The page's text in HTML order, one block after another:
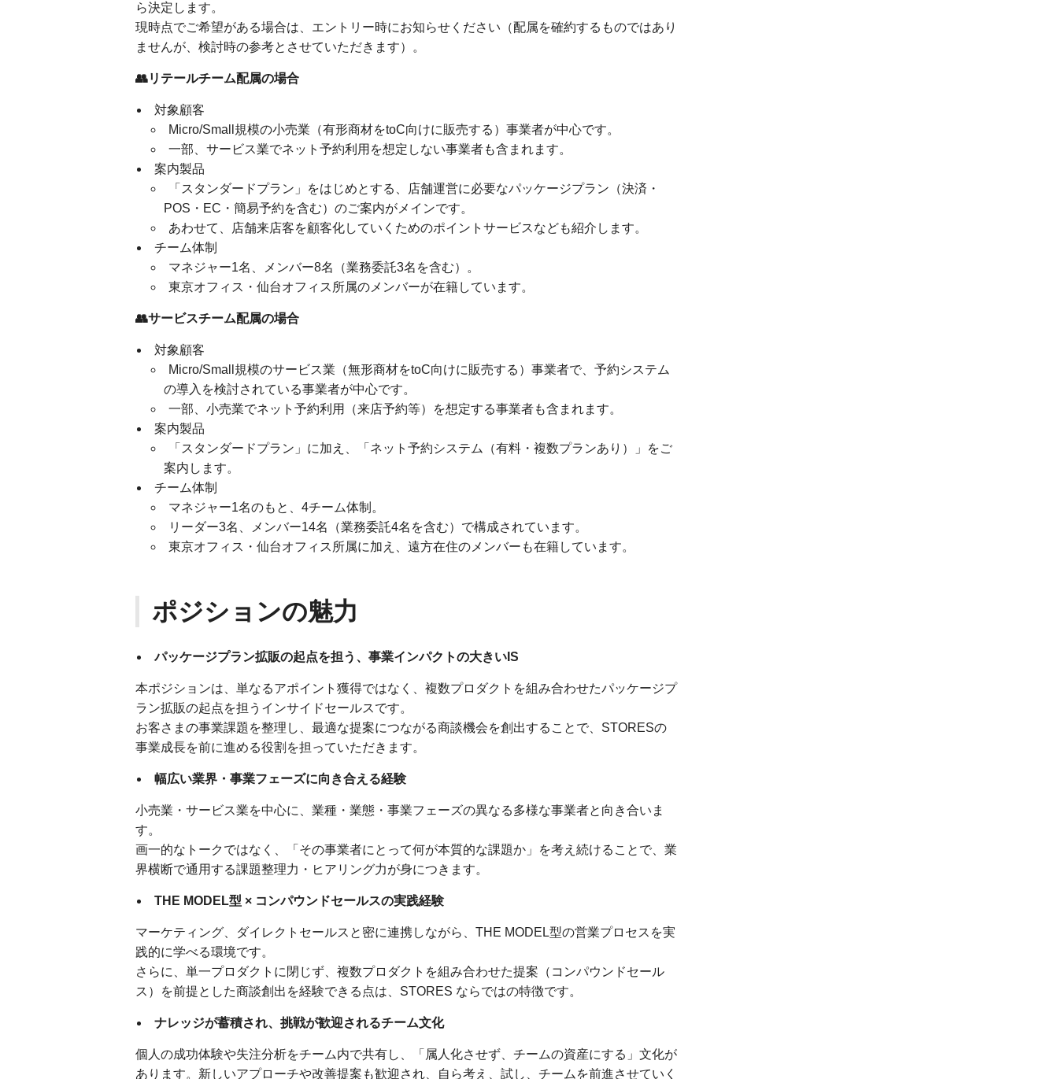
ら決定します。
現時点でご希望がある場合は、エントリー時にお知らせください（配属を確約するものではあり
ませんが、検討時の参考とさせていただきます）。
👥リテールチーム配属の場合
対象顧客
Micro/Small規模の小売業（有形商材をtoC向けに販売する）事業者が中心です。
一部、サービス業でネット予約利用を想定しない事業者も含まれます。
案内製品
「スタンダードプラン」をはじめとする、店舗運営に必要なパッケージプラン（決済・
POS・EC・簡易予約を含む）のご案内がメインです。
あわせて、店舗来店客を顧客化していくためのポイントサービスなども紹介します。
チーム体制
マネジャー1名、メンバー8名（業務委託3名を含む）。
東京オフィス・仙台オフィス所属のメンバーが在籍しています。
👥サービスチーム配属の場合
対象顧客
Micro/Small規模のサービス業（無形商材をtoC向けに販売する）事業者で、予約システム
の導入を検討されている事業者が中心です。
一部、小売業でネット予約利用（来店予約等）を想定する事業者も含まれます。
案内製品
「スタンダードプラン」に加え、「ネット予約システム（有料・複数プランあり）」をご
案内します。
チーム体制
マネジャー1名のもと、4チーム体制。
リーダー3名、メンバー14名（業務委託4名を含む）で構成されています。
東京オフィス・仙台オフィス所属に加え、遠方在住のメンバーも在籍しています。
ポジションの魅力
パッケージプラン拡販の起点を担う、事業インパクトの大きいIS
本ポジションは、単なるアポイント獲得ではなく、複数プロダクトを組み合わせたパッケージプ
ラン拡販の起点を担うインサイドセールスです。
お客さまの事業課題を整理し、最適な提案につながる商談機会を創出することで、STORESの
事業成長を前に進める役割を担っていただきます。
幅広い業界・事業フェーズに向き合える経験
小売業・サービス業を中心に、業種・業態・事業フェーズの異なる多様な事業者と向き合いま
す。
画一的なトークではなく、「その事業者にとって何が本質的な課題か」を考え続けることで、業
界横断で通用する課題整理力・ヒアリング力が身につきます。
THE MODEL型 × コンパウンドセールスの実践経験
マーケティング、ダイレクトセールスと密に連携しながら、THE MODEL型の営業プロセスを実
践的に学べる環境です。
さらに、単一プロダクトに閉じず、複数プロダクトを組み合わせた提案（コンパウンドセール
ス）を前提とした商談創出を経験できる点は、STORES ならではの特徴です。
ナレッジが蓄積され、挑戦が歓迎されるチーム文化
個人の成功体験や失注分析をチーム内で共有し、「属人化させず、チームの資産にする」文化が
あります。新しいアプローチや改善提案も歓迎され、自ら考え、試し、チームを前進させていく